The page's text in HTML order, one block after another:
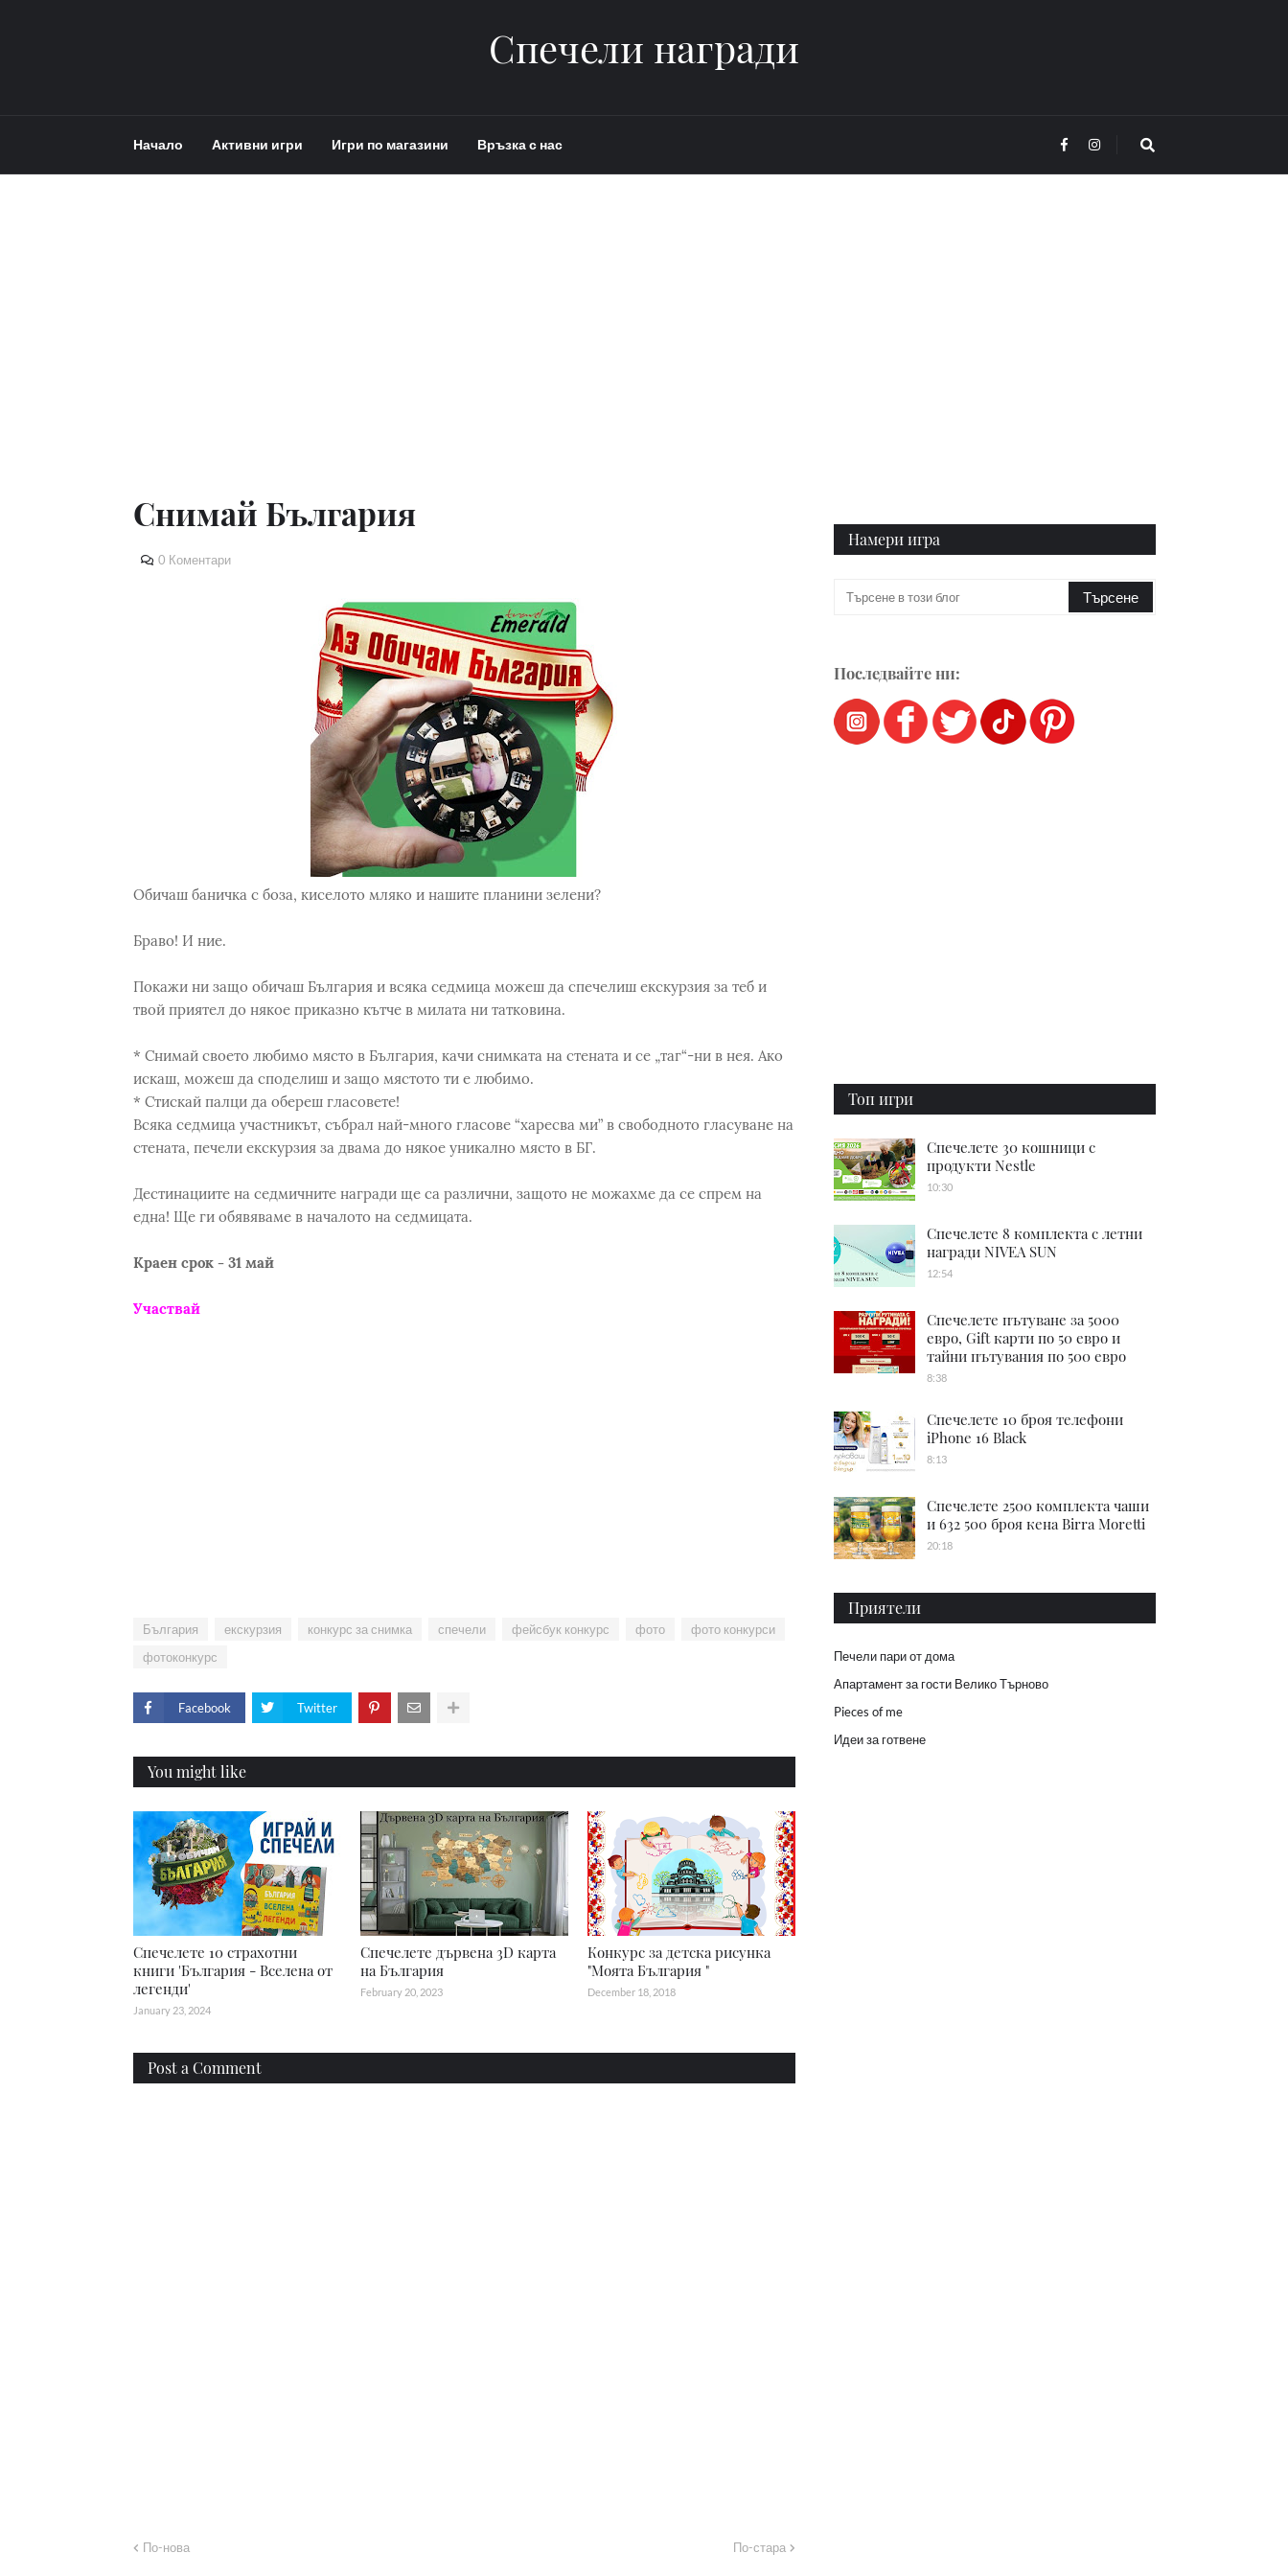
Спечели награди
Начало Активни игри Игри по магазини Връзка с нас
Снимай България
0 Коментари
Обичаш баничка с боза, киселото мляко и нашите планини зелени?
Браво! И ние.
Покажи ни защо обичаш България и всяка седмица можеш да спечелиш екскурзия за теб и
твой приятел до някое приказно кътче в милата ни татковина.
* Снимай своето любимо място в България, качи снимката на стената и се „таг“-ни в нея. Ако
искаш, можеш да споделиш и защо мястото ти е любимо.
* Стискай палци да обереш гласовете!
Всяка седмица участникът, събрал най-много гласове “харесва ми” в свободното гласуване на
стената, печели екскурзия за двама до някое уникално място в БГ.
Дестинациите на седмичните награди ще са различни, защото не можахме да се спрем на
една! Ще ги обявяваме в началото на седмицата.
Краен срок - 31 май
Участвай
България екскурзия конкурс за снимка спечели фейсбук конкурс фото
фото конкурси
фотоконкурс
Facebook Twitter
You might like
Спечелете 10 страхотни
книги 'България - Вселена от
легенди'
January 23, 2024
Спечелете дървена 3D карта
на България
February 20, 2023
Конкурс за детска рисунка
"Моята България "
December 18, 2018
Post a Comment
По-нова По-стара
Намери игра
Последвайте ни:
Топ игри
Спечелете 30 кошници с
продукти Nestle
10:30
Спечелете 8 комплекта с летни
награди NIVEA SUN
12:54
Спечелете пътуване за 5000
евро, Gift карти по 50 евро и
тайни пътувания по 500 евро
8:38
Спечелете 10 броя телефони
iPhone 16 Black
8:13
Спечелете 2500 комплекта чаши
и 632 500 броя кена Birra Moretti
20:18
Приятели
Печели пари от дома
Апартамент за гости Велико Търново
Pieces of me
Идеи за готвене